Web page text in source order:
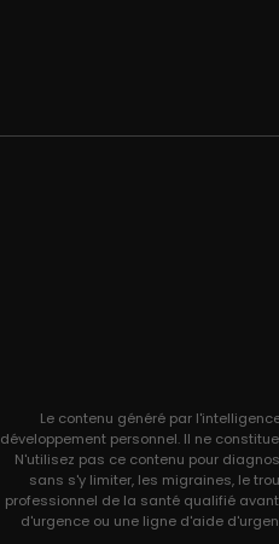
Le contenu généré par
développement personnel. Il ne
N'utilisez pas ce contenu pour
sans s'y limiter, les migraines, le
professionnel de la santé qualifié
d'urgence ou une ligne d'aide